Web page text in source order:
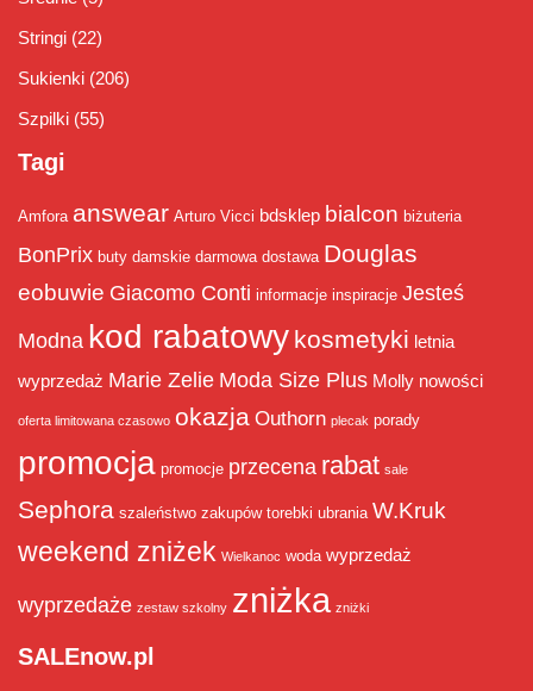
Stringi (22)
Sukienki (206)
Szpilki (55)
Tagi
Amfora answear Arturo Vicci bdsklep bialcon biżuteria
BonPrix buty damskie darmowa dostawa Douglas
eobuwie Giacomo Conti informacje inspiracje Jesteś
Modna kod rabatowy kosmetyki letnia
wyprzedaż Marie Zelie Moda Size Plus Molly nowości
oferta limitowana czasowo okazja Outhorn plecak porady
promocja promocje przecena rabat sale
Sephora szaleństwo zakupów torebki ubrania W.Kruk
weekend zniżek Wielkanoc woda wyprzedaż
wyprzedaże zestaw szkolny zniżka zniżki
SALEnow.pl